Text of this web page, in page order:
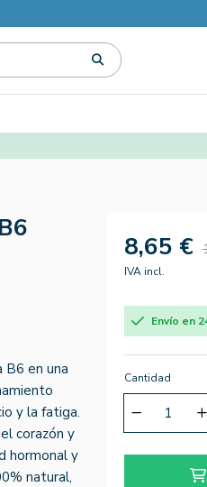
B6 en una
y la fatiga.
corazón y
hormonal y
natural,
8,65 €
IVA incl.
Envío en
Cantidad